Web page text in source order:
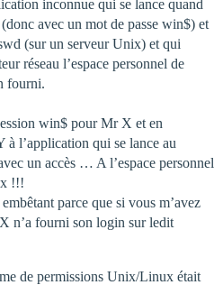
inconnue qui se lance quand
avec un mot de passe win$) et
(sur un serveur Unix) et qui
réseau l’espace personnel de
fourni.
win$ pour Mr X et en
l’application qui se lance au
un accès … A l’espace personnel
!!!
parce que si vous m’avez
n’a fourni son login sur ledit
de permissions Unix/Linux était